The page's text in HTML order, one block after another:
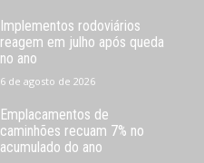
Implementos rodoviários
reagem em julho após queda
no ano
6 de agosto de 2026
Emplacamentos de
caminhões recuam 7% no
acumulado do ano